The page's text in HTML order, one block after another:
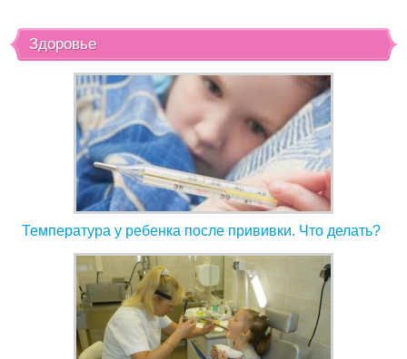
Здоровье
Температура у ребенка после прививки. Что делать?